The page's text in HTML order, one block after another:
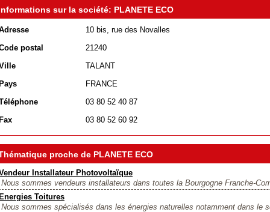
sur la société: PLANETE ECO
10 bis, rue des Novalles
postal
21240
TALANT
FRANCE
03 80 52 40 87
03 80 52 60 92
proche de PLANETE ECO
Installateur Photovoltaïque
Nous sommes vendeurs installateurs dans toutes la Bourgogne Franche-
Toitures
Nous sommes spécialisés dans les énergies naturelles notamment dans le